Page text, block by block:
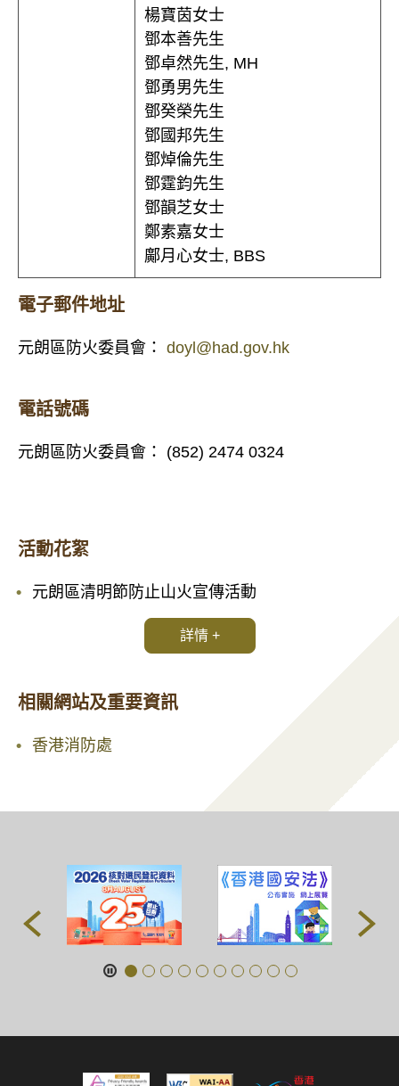
楊寶茵女士
鄧本善先生
鄧卓然先生, MH
鄧勇男先生
鄧癸榮先生
鄧國邦先生
鄧焯倫先生
鄧霆鈞先生
鄧韻芝女士
鄭素嘉女士
鄺月心女士, BBS
電子郵件地址
元朗區防火委員會： doyl@had.gov.hk
電話號碼
元朗區防火委員會： (852) 2474 0324
活動花絮
元朗區清明節防止山火宣傳活動
詳情 +
相關網站及重要資訊
香港消防處